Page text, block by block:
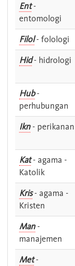
Ent-
entomologi
Filol- folologi
Hid- hidrologi
Hub-
perhubungan
Ikn- perikanan
Kat- agama -
Katolik
Kris- agama -
Kristen
Man-
manajemen
Met-